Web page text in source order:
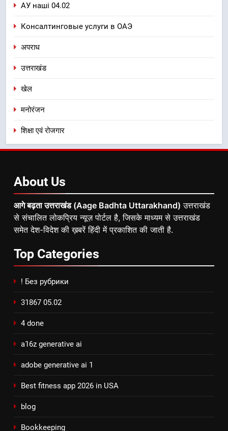
АУ наші 04.02
Консалтинговые услуги в ОАЭ
अपराध
उत्तराखंड
खेल
मनोरंजन
शिक्षा एवं रोजगार
About Us
आगे बढ़ता उत्तराखंड (Aage Badhta Uttarakhand) उत्तराखंड
से संचालित लोकप्रिय न्यूज़ पोर्टल है, जिसके माध्यम से उत्तराखंड
समेत देश-विदेश की ख़बरें हिंदी में प्रकाशित की जाती है.
Top Categories
! Без рубрики
31867 05.02
4 done
a16z generative ai
adobe generative ai 1
Best fitness app 2026 in USA
blog
Bookkeeping